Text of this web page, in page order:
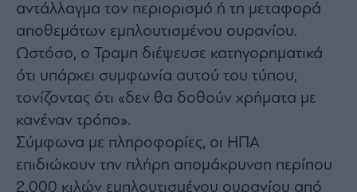
protected
by
reCAPTCHA
and
Google
Policy
and
Terms
of
Service
apply.
αντάλλαγμα τον περιορισμό ή τη μεταφορά
αποθεμάτων εμπλουτισμένου ουρανίου.
Ωστόσο, ο Τραμπ διέψευσε κατηγορηματικά
ότι υπάρχει συμφωνία αυτού του τύπου,
τονίζοντας ότι «δεν θα δοθούν χρήματα με
κανέναν τρόπο».
Σύμφωνα με πληροφορίες, οι ΗΠΑ
επιδιώκουν την πλήρη απομάκρυνση περίπου
2.000 κιλών εμπλουτισμένου ουρανίου από